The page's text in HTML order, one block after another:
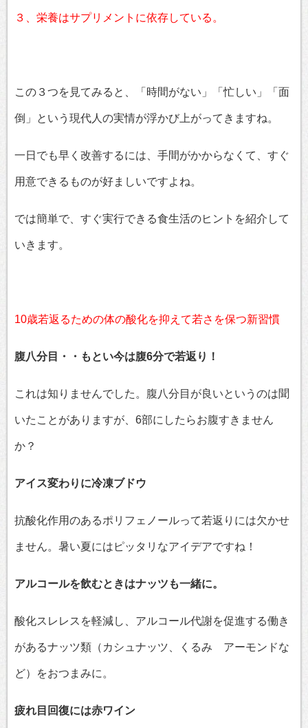
３、栄養はサプリメントに依存している。
この３つを見てみると、「時間がない」「忙しい」「面
倒」という現代人の実情が浮かび上がってきますね。
一日でも早く改善するには、手間がかからなくて、すぐ
用意できるものが好ましいですよね。
では簡単で、すぐ実行できる食生活のヒントを紹介して
いきます。
10歳若返るための体の酸化を抑えて若さを保つ新習慣
腹八分目・・もとい今は腹6分で若返り！
これは知りませんでした。腹八分目が良いというのは聞
いたことがありますが、6部にしたらお腹すきません
か？
アイス変わりに冷凍ブドウ
抗酸化作用のあるポリフェノールって若返りには欠かせ
ません。暑い夏にはピッタリなアイデアですね！
アルコールを飲むときはナッツも一緒に。
酸化スレレスを軽減し、アルコール代謝を促進する働き
があるナッツ類（カシュナッツ、くるみ アーモンドな
ど）をおつまみに。
疲れ目回復には赤ワイン